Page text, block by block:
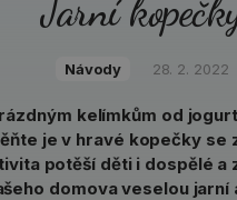
Jarní
Návody 28. 2. 2022
kelímkům od
je v hravé kopečky se
potěší děti i dospělé a
domova veselou jarní